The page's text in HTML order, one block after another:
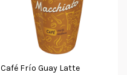
Café Frío Guay Latte